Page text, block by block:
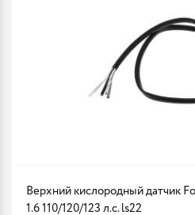
Верхний кислородный датчик
1.6 110/120/123 л.с. ls22